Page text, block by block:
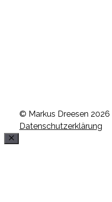
© Markus Dreesen 2026 |
Datenschutzerklärung
Schließen